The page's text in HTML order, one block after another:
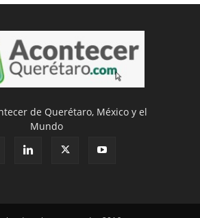
de Querétaro, México y el
Mundo